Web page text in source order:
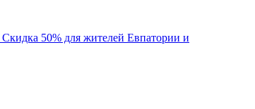
Скидка 50% для жителей Евпатории и